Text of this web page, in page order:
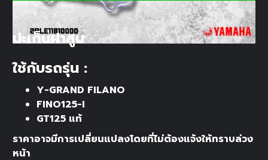
ปะเก็นฝาสูบ
ใช้กับรถรุ่น :
Y-GRAND FILANO
FINO125-I
GT125 แท้
ราคาอาจมีการเปลี่ยนแปลงโดยที่ไม่ต้องแจ้งให้ทราบล่วง
หน้า